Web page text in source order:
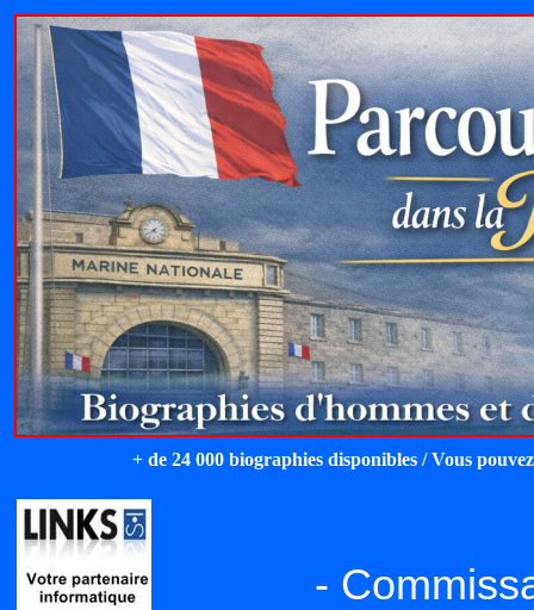
+ de 24 000 biographies disponibles / Vous
-